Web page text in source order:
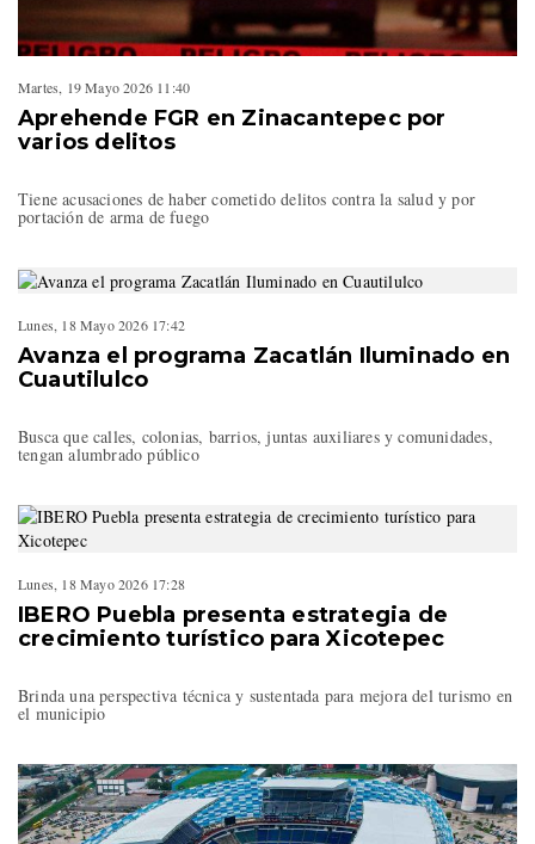
Martes, 19 Mayo 2026 11:40
Aprehende FGR en Zinacantepec por
varios delitos
Tiene acusaciones de haber cometido delitos contra la salud y por
portación de arma de fuego
Lunes, 18 Mayo 2026 17:42
Avanza el programa Zacatlán Iluminado en
Cuautilulco
Busca que calles, colonias, barrios, juntas auxiliares y comunidades,
tengan alumbrado público
Lunes, 18 Mayo 2026 17:28
IBERO Puebla presenta estrategia de
crecimiento turístico para Xicotepec
Brinda una perspectiva técnica y sustentada para mejora del turismo en
el municipio